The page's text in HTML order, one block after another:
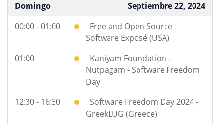
Domingo
Septiembre 22, 2024
00:00 - 01:00
Free and Open Source
Software Exposé (USA)
01:00
Kaniyam Foundation -
Nutpagam - Software Freedom
Day
12:30 - 16:30
Software Freedom Day 2024 -
GreekLUG (Greece)